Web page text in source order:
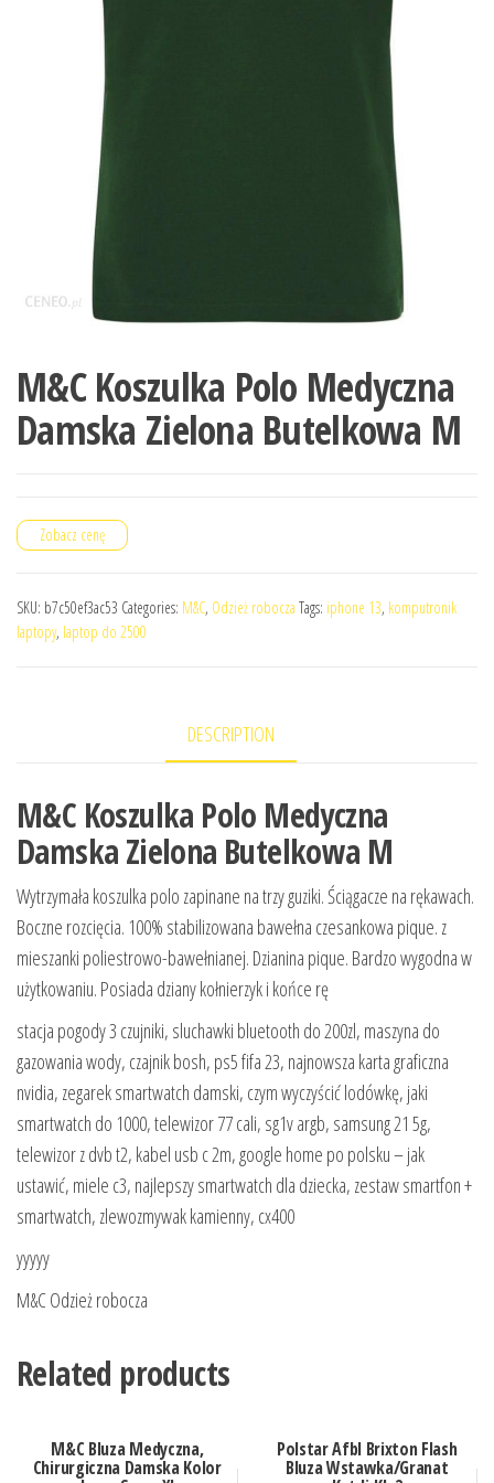
M&C Koszulka Polo Medyczna
Damska Zielona Butelkowa M
Zobacz cenę
SKU: b7c50ef3ac53 Categories: M&C, Odzież robocza Tags: iphone 13, komputronik
laptopy, laptop do 2500
DESCRIPTION
M&C Koszulka Polo Medyczna
Damska Zielona Butelkowa M
Wytrzymała koszulka polo zapinane na trzy guziki. Ściągacze na rękawach.
Boczne rozcięcia. 100% stabilizowana bawełna czesankowa pique. z
mieszanki poliestrowo-bawełnianej. Dzianina pique. Bardzo wygodna w
użytkowaniu. Posiada dziany kołnierzyk i końce rę
stacja pogody 3 czujniki, sluchawki bluetooth do 200zl, maszyna do
gazowania wody, czajnik bosh, ps5 fifa 23, najnowsza karta graficzna
nvidia, zegarek smartwatch damski, czym wyczyścić lodówkę, jaki
smartwatch do 1000, telewizor 77 cali, sg1v argb, samsung 21 5g,
telewizor z dvb t2, kabel usb c 2m, google home po polsku – jak
ustawić, miele c3, najlepszy smartwatch dla dziecka, zestaw smartfon +
smartwatch, zlewozmywak kamienny, cx400
yyyyy
M&C Odzież robocza
Related products
M&C Bluza Medyczna,
Chirurgiczna Damska Kolor
Polstar Afbl Brixton Flash
Bluza Wstawka/Granat